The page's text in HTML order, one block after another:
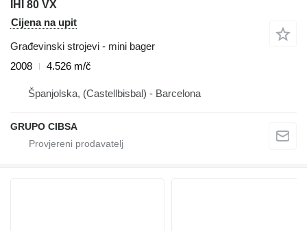
IHI 80 VX
Cijena na upit
Građevinski strojevi - mini bager
2008
4.526 m/č
Španjolska, (Castellbisbal) - Barcelona
GRUPO CIBSA